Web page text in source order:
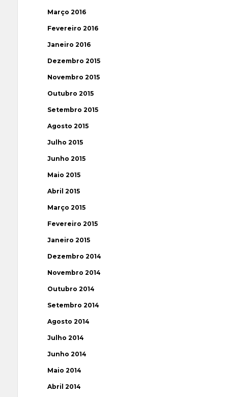
Março 2016
Fevereiro 2016
Janeiro 2016
Dezembro 2015
Novembro 2015
Outubro 2015
Setembro 2015
Agosto 2015
Julho 2015
Junho 2015
Maio 2015
Abril 2015
Março 2015
Fevereiro 2015
Janeiro 2015
Dezembro 2014
Novembro 2014
Outubro 2014
Setembro 2014
Agosto 2014
Julho 2014
Junho 2014
Maio 2014
Abril 2014